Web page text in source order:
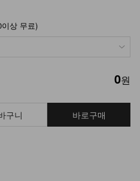
이상 무료)
0원
구니 바로구매